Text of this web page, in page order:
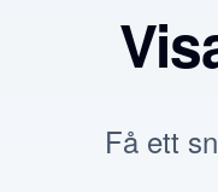
Få ett